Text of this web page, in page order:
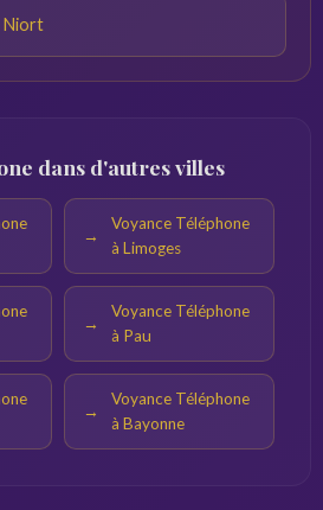
Niort
dans d'autres villes
Voyance Téléphone
à Limoges
Voyance Téléphone
à Pau
Voyance Téléphone
à Bayonne